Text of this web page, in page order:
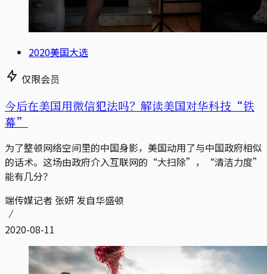
2020美国大选
仅限会员
今后在美国用微信犯法吗？解读美国对华科技“铁
幕”
为了整顿网络空间里的中国身影，美国动用了与中国政府相似
的话术。这场由政府介入互联网的“大扫除”，“清洁力度”
能有几分？
端传媒记者 张妍 发自华盛顿
2020-08-11